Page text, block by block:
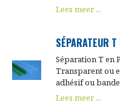
Lees meer ...
SÉPARATEUR T
Séparation T en
Transparent ou
adhésif ou
Lees meer ...